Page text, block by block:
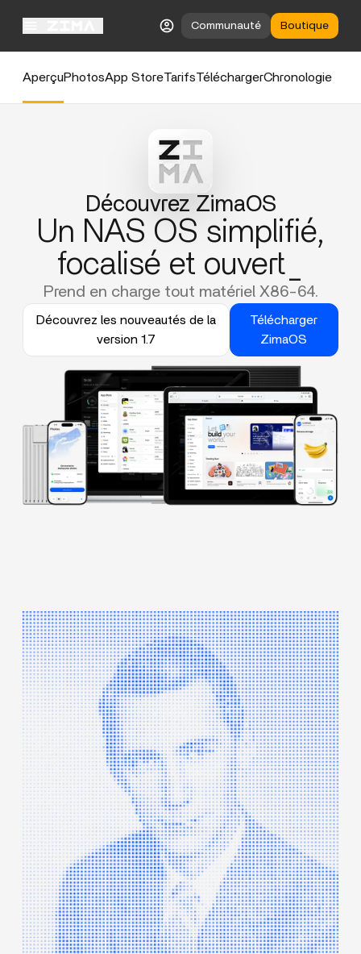
Communauté Boutique
AperçuPhotosApp StoreTarifsTéléchargerChronologie
Découvrez ZimaOS
Un NAS OS simplifié,
focalisé et ouvert_
Prend en charge tout matériel X86-64.
Découvrez les nouveautés de la
version 1.7
Télécharger
ZimaOS